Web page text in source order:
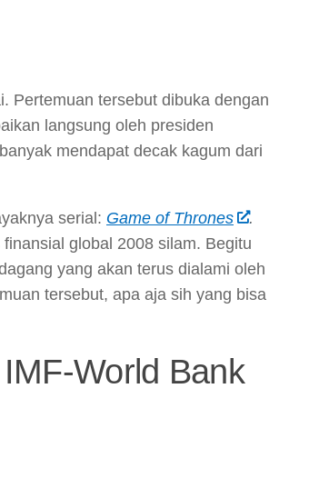
Pertemuan tersebut dibuka dengan
langsung oleh presiden
mendapat decak kagum dari
serial: Game of Thrones
.
global 2008 silam. Begitu
yang akan terus dialami oleh
tersebut, apa aja sih yang bisa
World Bank